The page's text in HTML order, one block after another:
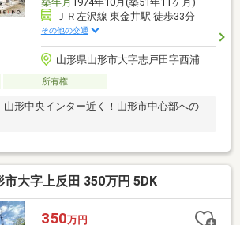
ＪＲ左沢線 東金井駅 徒歩33分
その他の交通
山形県山形市大字志戸田字西浦
所有権
山形中央インター近く！山形市中心部への
市大字上反田 350万円 5DK
350万円